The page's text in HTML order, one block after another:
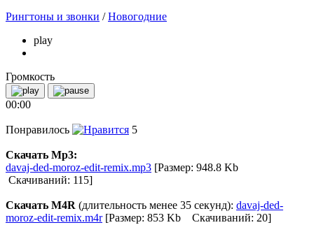
Рингтоны и звонки /Новогодние
play
Громкость
00:00
Понравилось 5
Скачать Mp3:
davaj-ded-moroz-edit-remix.mp3 [Размер: 948.8 Kb
Скачиваний: 115]
Скачать M4R (длительность менее 35 секунд): davaj-ded-
moroz-edit-remix.m4r[Размер: 853 Kb Скачиваний: 20]